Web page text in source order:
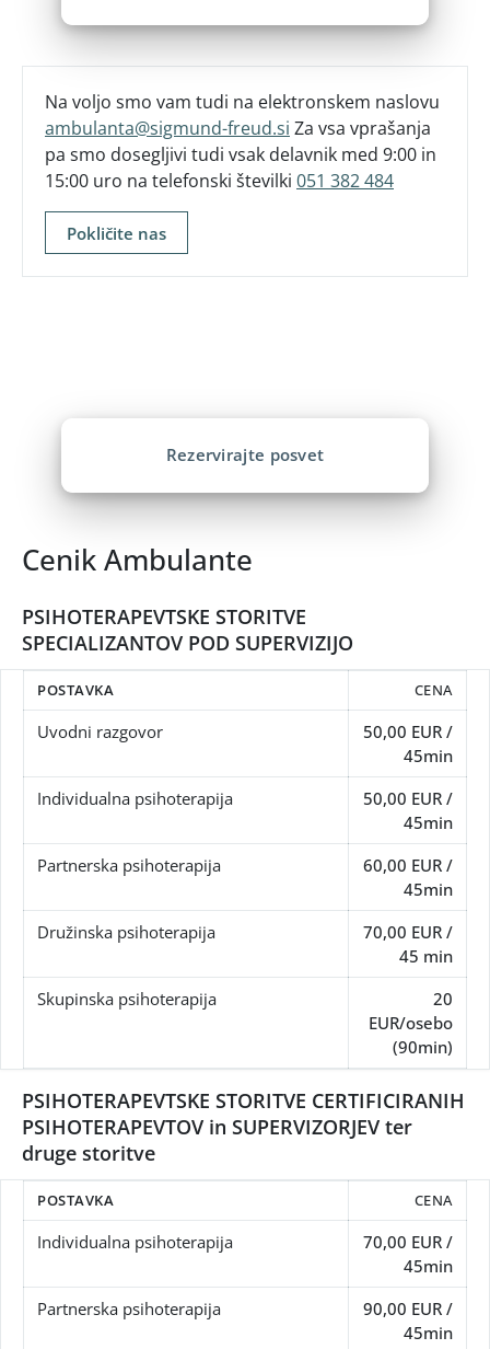
Na voljo smo vam tudi na elektronskem naslovu
ambulanta@sigmund-freud.si Za vsa vprašanja
pa smo dosegljivi tudi vsak delavnik med 9:00 in
15:00 uro na telefonski številki 051 382 484
Pokličite nas
Rezervirajte posvet
Cenik Ambulante
PSIHOTERAPEVTSKE STORITVE
SPECIALIZANTOV POD SUPERVIZIJO
POSTAVKA CENA
Uvodni razgovor
50,00 EUR /
45min
Individualna psihoterapija
50,00 EUR /
45min
Partnerska psihoterapija
60,00 EUR /
45min
Družinska psihoterapija
70,00 EUR /
45 min
Skupinska psihoterapija
20
EUR/osebo
(90min)
PSIHOTERAPEVTSKE STORITVE CERTIFICIRANIH
PSIHOTERAPEVTOV in SUPERVIZORJEV ter
druge storitve
POSTAVKA CENA
Individualna psihoterapija
70,00 EUR /
45min
Partnerska psihoterapija
90,00 EUR /
45min